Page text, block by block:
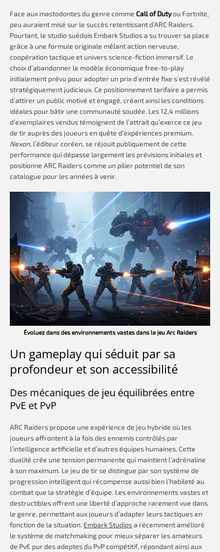
Face aux mastodontes du genre comme Call of Dutyou Fortnite,
peu auraient misé sur le succès retentissant d’ARC Raiders.
Pourtant, le studio suédois Embark Studios a su trouver sa place
grâce à une formule originale mêlant action nerveuse,
coopération tactique et univers science-fiction immersif. Le
choix d’abandonner le modèle économique free-to-play
initialement prévu pour adopter un prix d’entrée fixe s’est révélé
stratégiquement judicieux. Ce positionnement tarifaire a permis
d’attirer un public motivé et engagé, créant ainsi les conditions
idéales pour bâtir une communauté soudée. Les 12,4 millions
d’exemplaires vendus témoignent de l’attrait qu’exerce ce jeu
de tir auprès des joueurs en quête d’expériences premium.
Nexon, l’éditeur coréen, se réjouit publiquement de cette
performance qui dépasse largement les prévisions initiales et
positionne ARC Raiders comme un pilier potentiel de son
catalogue pour les années à venir.
Évoluez dans des environnements vastes dans le jeu Arc Raiders
Un gameplay qui séduit par sa
profondeur et son accessibilité
Des mécaniques de jeu équilibrées entre
PvE et PvP
ARC Raiders propose une expérience de jeu hybride où les
joueurs affrontent à la fois des ennemis contrôlés par
l’intelligence artificielle et d’autres équipes humaines. Cette
dualité crée une tension permanente qui maintient l’adrénaline
à son maximum. Le jeu de tir se distingue par son système de
progression intelligent qui récompense aussi bien l’habileté au
combat que la stratégie d’équipe. Les environnements vastes et
destructibles offrent une liberté d’approche rarement vue dans
le genre, permettant aux joueurs d’adapter leurs tactiques en
fonction de la situation. Embark Studiosa récemment amélioré
le système de matchmaking pour mieux séparer les amateurs
de PvE pur des adeptes du PvP compétitif, répondant ainsi aux